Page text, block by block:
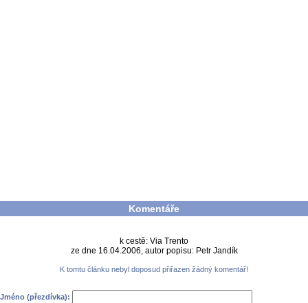
Komentáře
k cestě: Via Trento
ze dne 16.04.2006, autor popisu: Petr Jandík
K tomtu článku nebyl doposud přiřazen žádný komentář!
Jméno (přezdívka):